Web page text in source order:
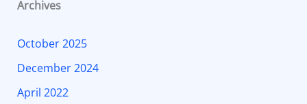
Archives
October 2025
December 2024
April 2022